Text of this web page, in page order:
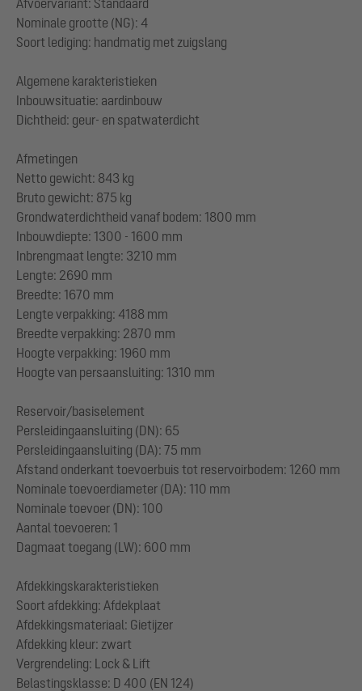
Afvoervariant: Standaard
Nominale grootte (NG): 4
Soort lediging: handmatig met zuigslang
Algemene karakteristieken
Inbouwsituatie: aardinbouw
Dichtheid: geur- en spatwaterdicht
Afmetingen
Netto gewicht: 843 kg
Bruto gewicht: 875 kg
Grondwaterdichtheid vanaf bodem: 1800 mm
Inbouwdiepte: 1300 - 1600 mm
Inbrengmaat lengte: 3210 mm
Lengte: 2690 mm
Breedte: 1670 mm
Lengte verpakking: 4188 mm
Breedte verpakking: 2870 mm
Hoogte verpakking: 1960 mm
Hoogte van persaansluiting: 1310 mm
Reservoir/basiselement
Persleidingaansluiting (DN): 65
Persleidingaansluiting (DA): 75 mm
Afstand onderkant toevoerbuis tot reservoirbodem: 1260 mm
Nominale toevoerdiameter (DA): 110 mm
Nominale toevoer (DN): 100
Aantal toevoeren: 1
Dagmaat toegang (LW): 600 mm
Afdekkingskarakteristieken
Soort afdekking: Afdekplaat
Afdekkingsmateriaal: Gietijzer
Afdekking kleur: zwart
Vergrendeling: Lock & Lift
Belastingsklasse: D 400 (EN 124)